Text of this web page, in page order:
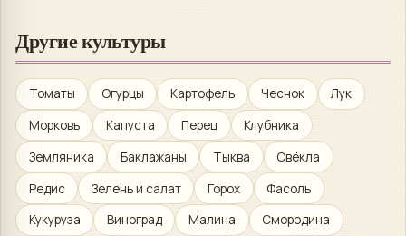
Другие культуры
Томаты Огурцы Картофель Чеснок
Лук
Морковь
Капуста Перец
Клубника
Земляника
Баклажаны Тыква
Свёкла
Редис
Зелень и салат Горох
Фасоль
Кукуруза
Виноград Малина
Смородина